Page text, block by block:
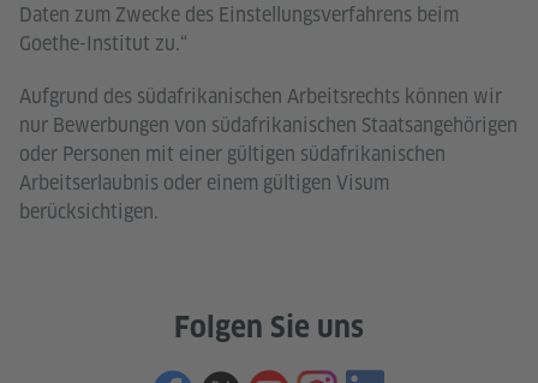
Daten zum Zwecke des Einstellungsverfahrens beim
Goethe-Institut zu.“
Aufgrund des südafrikanischen Arbeitsrechts können wir
nur Bewerbungen von südafrikanischen Staatsangehörigen
oder Personen mit einer gültigen südafrikanischen
Arbeitserlaubnis oder einem gültigen Visum
berücksichtigen.
Folgen Sie uns